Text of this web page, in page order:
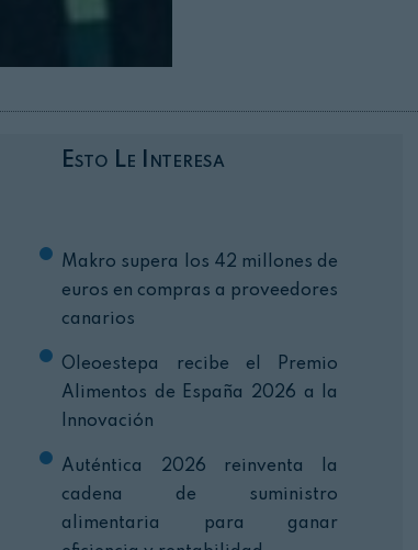
Esto Le Interesa
Makro supera los 42 millones de
euros en compras a proveedores
canarios
Oleoestepa recibe el Premio
Alimentos de España 2026 a la
Innovación
Auténtica 2026 reinventa la
cadena de suministro
alimentaria para ganar